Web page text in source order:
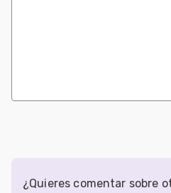
¿Quieres comentar sobre